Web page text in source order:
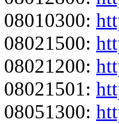
08010300:
08021500:
08021200:
08021501:
08051300: